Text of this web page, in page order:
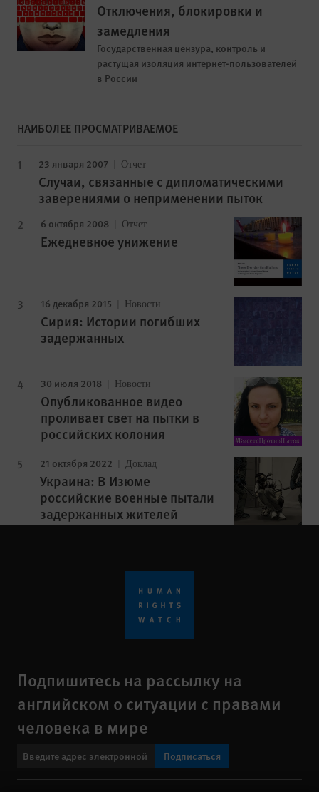
Отключения, блокировки и
замедления
Государственная цензура, контроль и
растущая изоляция интернет-пользователей
в России
НАИБОЛЕЕ ПРОСМАТРИВАЕМОЕ
23 января 2007 Отчет
Случаи, связанные с дипломатическими
заверениями о неприменении пыток
6 октября 2008 Отчет
Ежедневное унижение
16 декабря 2015 Новости
Сирия: Истории погибших
задержанных
30 июля 2018 Новости
Опубликованное видео
проливает свет на пытки в
российских колония
21 октября 2022 Доклад
Украина: В Изюме
российские военные пытали
задержанных жителей
Подпишитесь на рассылку на
английском о ситуации с правами
человека в мире
Подписаться